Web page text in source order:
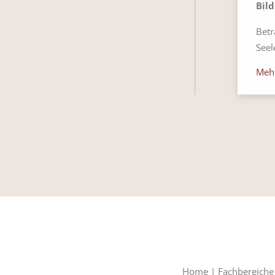
Home | Fachbereiche